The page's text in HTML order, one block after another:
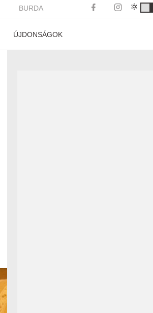
BURDA
ÚJDONSÁGOK